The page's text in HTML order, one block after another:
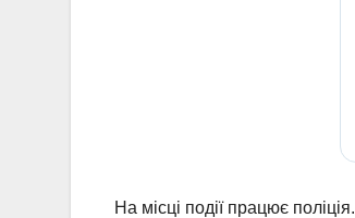
На місці події працює поліція.